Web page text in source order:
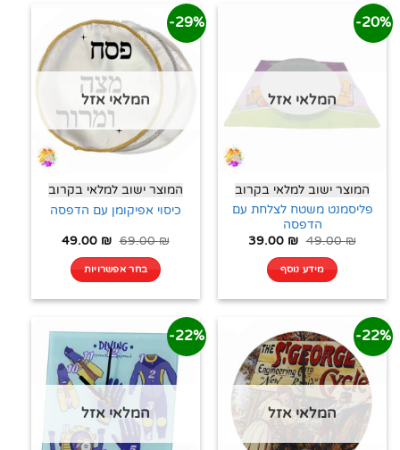
20%-
המלאי אזל
המוצר ישוב למלאי בקרוב
פליסמנט משטח לצלחת עם
הדפסה
49.00₪
39.00 ₪
מידע נוסף
29%-
המלאי אזל
המוצר ישוב למלאי בקרוב
כיסוי אפיקומן עם הדפסה
69.00₪
49.00 ₪
בחר אפשרויות
22%-
המלאי אזל
22%-
המלאי אזל